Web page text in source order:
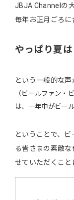
JBJA Channelの
毎年お正月ごろに
やっぱり夏
という一般的な声
（ビールファン・
は、一年中がビー
ということで、
る皆さまの素敵
せていただくこと